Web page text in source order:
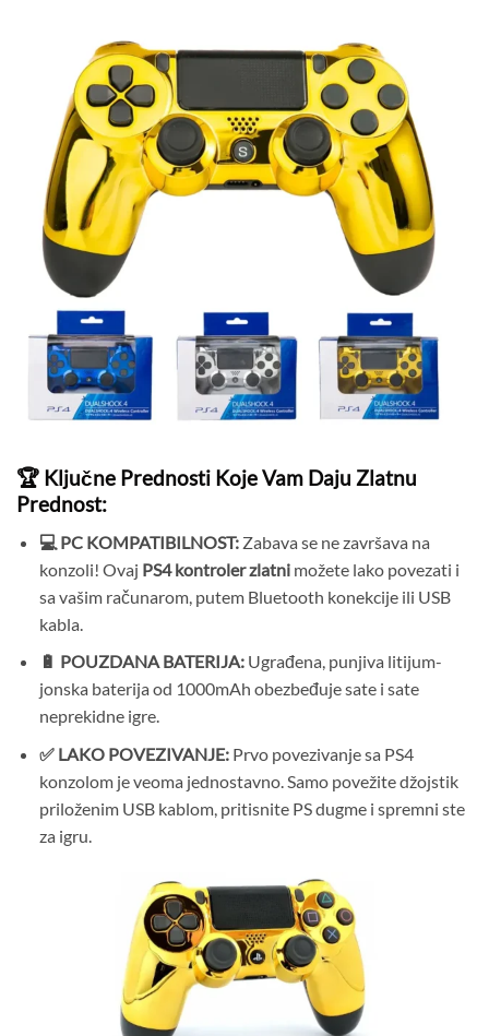
🏆 Ključne Prednosti Koje Vam Daju Zlatnu
Prednost:
💻 PC KOMPATIBILNOST:Zabava se ne završava na
konzoli! Ovaj PS4 kontroler zlatnimožete lako povezati i
sa vašim računarom, putem Bluetooth konekcije ili USB
kabla.
🔋 POUZDANA BATERIJA:Ugrađena, punjiva litijum-
jonska baterija od 1000mAh obezbeđuje sate i sate
neprekidne igre.
✅ LAKO POVEZIVANJE:Prvo povezivanje sa PS4
konzolom je veoma jednostavno. Samo povežite džojstik
priloženim USB kablom, pritisnite PS dugme i spremni ste
za igru.